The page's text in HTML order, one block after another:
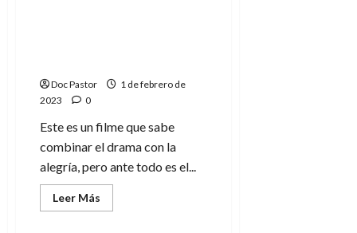
Doc Pastor
1 de febrero de
2023
0
Este es un filme que sabe
combinar el drama con la
alegría, pero ante todo es el...
Leer Más
más